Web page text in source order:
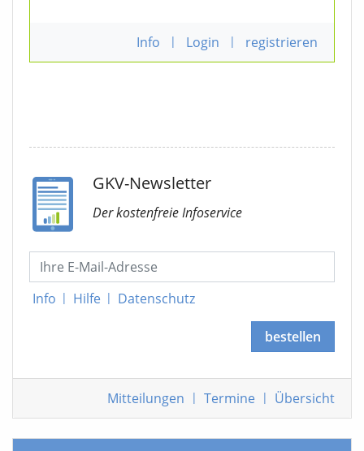
Info | Login | registrieren
GKV-Newsletter
Der kostenfreie Infoservice
Info | Hilfe | Datenschutz
bestellen
Mitteilungen | Termine | Übersicht